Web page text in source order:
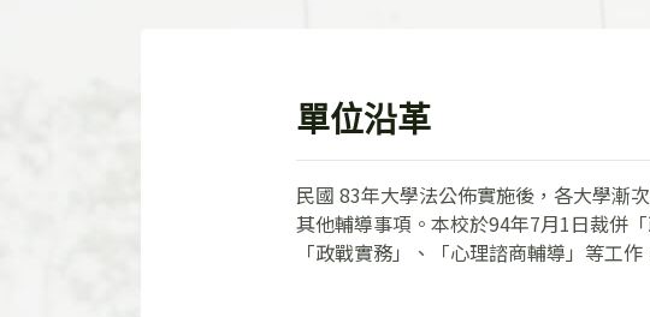
單位沿革
民國 83年大學法公佈實施後，各大學漸
其他輔導事項。本校於94年7月1日裁併
「政戰實務」、「心理諮商輔導」等工